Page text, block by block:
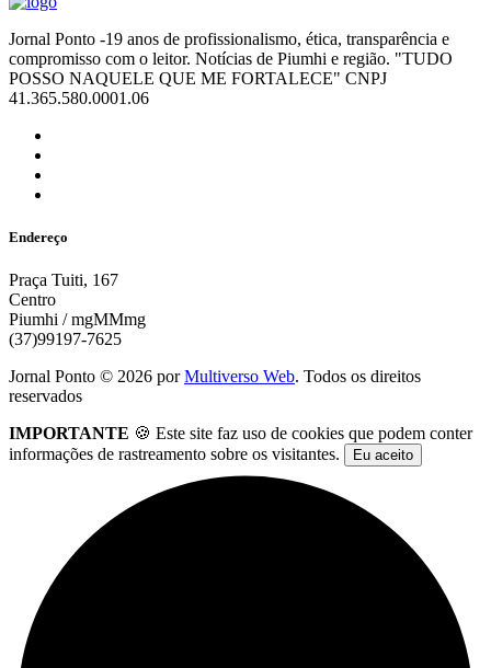
Jornal Ponto -19 anos de profissionalismo, ética, transparência e
compromisso com o leitor. Notícias de Piumhi e região. "TUDO
POSSO NAQUELE QUE ME FORTALECE" CNPJ
41.365.580.0001.06
Endereço
Praça Tuiti, 167
Centro
Piumhi / mgMMmg
(37)99197-7625
Jornal Ponto © 2026 porMultiverso Web. Todos os direitos
reservados
IMPORTANTE 🍪 Este site faz uso de cookies que podem conter
informações de rastreamento sobre os visitantes.
Eu aceito